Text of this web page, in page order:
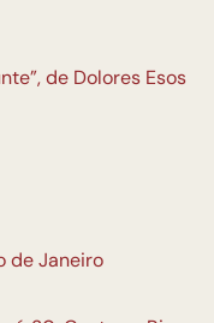
de Dolores Esos
de Janeiro